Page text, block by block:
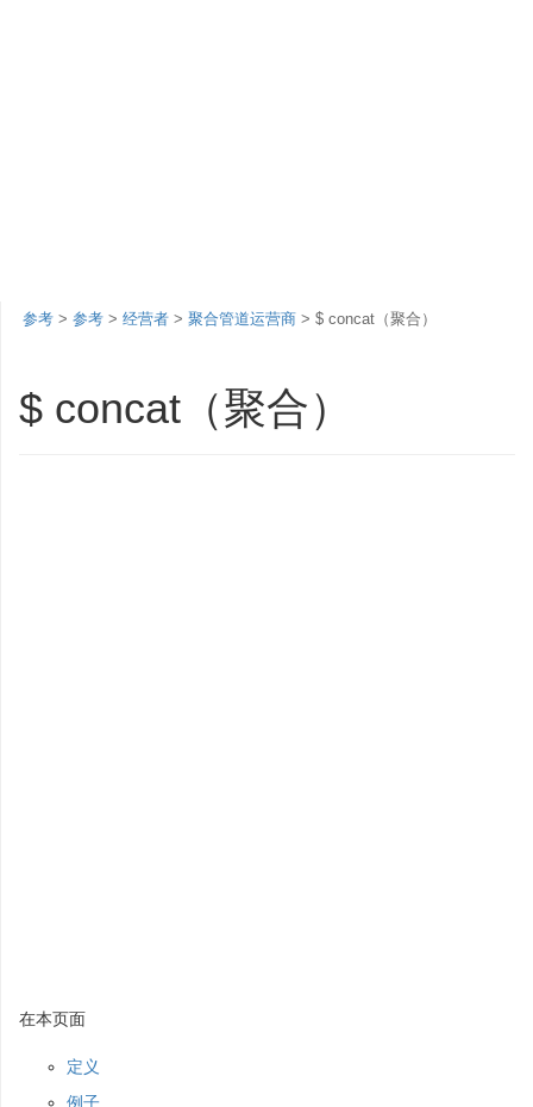
参考 > 参考 > 经营者 > 聚合管道运营商 > $ concat（聚合）
$ concat（聚合）
在本页面
定义
例子